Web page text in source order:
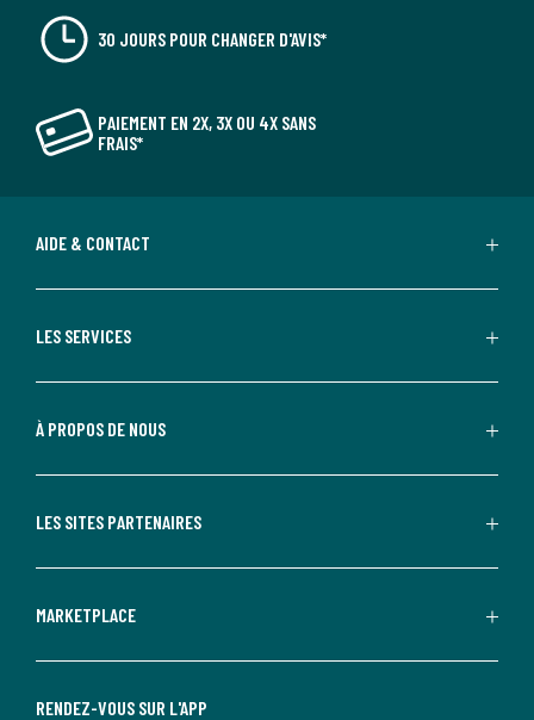
30 JOURS POUR CHANGER D'AVIS*
PAIEMENT EN 2X, 3X OU 4X SANS
FRAIS*
AIDE & CONTACT
LES SERVICES
À PROPOS DE NOUS
LES SITES PARTENAIRES
MARKETPLACE
RENDEZ-VOUS SUR L'APP